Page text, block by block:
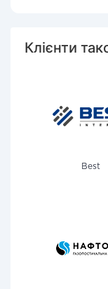
Клієнти
Best